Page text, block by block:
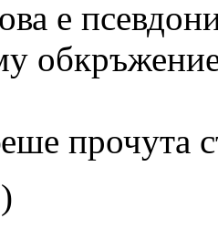
е
прочута